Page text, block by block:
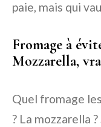
paie, mais qui
Fromage à
Mozzarella,
Quel fromage
? La mozzarella